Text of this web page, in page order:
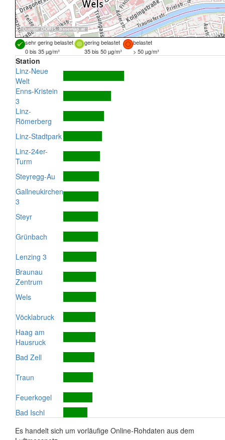
Quellen: DORIS, basemap.at
sehr gering belastet gering belastet
belastet
0 bis 35 µg/m³
35 bis 50 µg/m³ > 50 µg/m³
Station
Linz-Neue
Welt
Enns-Kristein
3
Linz-
Römerberg
Linz-Stadtpark
Linz-24er-
Turm
Steyregg-Au
Gallneukirchen
3
Steyr
Grünbach
Lenzing 3
Braunau
Zentrum
Wels
Vöcklabruck
Haag am
Hausruck
Bad Zell
Traun
Feuerkogel
Bad Ischl
Es handelt sich um vorläufige Online-Rohdaten aus dem